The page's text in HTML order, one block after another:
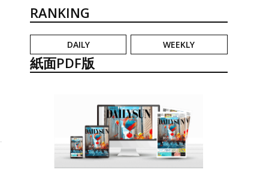
RANKING
DAILY WEEKLY
紙面PDF版